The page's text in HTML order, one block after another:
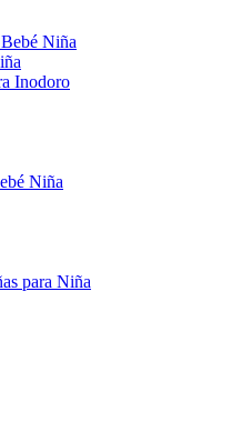
Niña
Inodoro
Niña
para Niña